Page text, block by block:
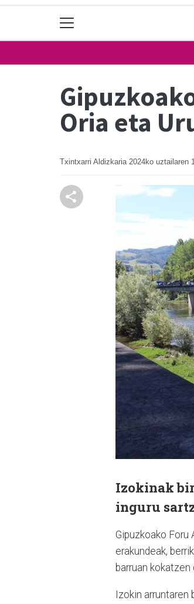
Oria eta
Txintxarri Aldizkaria 2024ko uztailaren
Izokinak
inguru
Gipuzkoako
erakundeak,
barruan
Izokin arruntaren